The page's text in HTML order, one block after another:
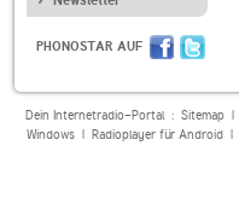
PHONOSTAR AUF
Dein Internetradio-Portal : Sitemap|
Windows| Radioplayer für Android|